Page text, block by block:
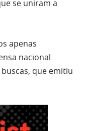
se uniram a
apenas
nacional
que emitiu